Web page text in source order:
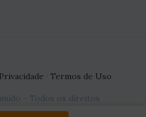
Privacidade · Termos de Uso
- Todos os direitos